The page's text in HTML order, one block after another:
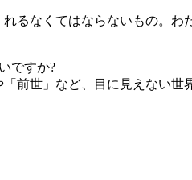
るなくてはならないもの。
ですか?
「前世」など、目に見えない